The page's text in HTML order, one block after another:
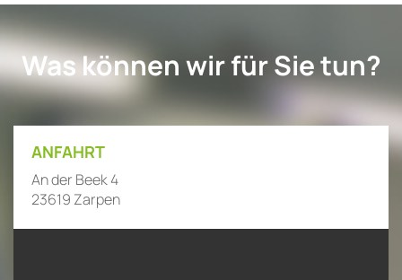
Was können wir für Sie tun?
ANFAHRT
An der Beek 4
23619 Zarpen